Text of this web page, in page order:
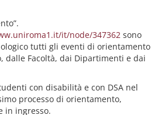
it/node/347362 sono
tutti gli eventi di orientamento
dalle Facoltà, dai Dipartimenti e dai
con disabilità e con DSA nel
processo di orientamento,
in ingresso.